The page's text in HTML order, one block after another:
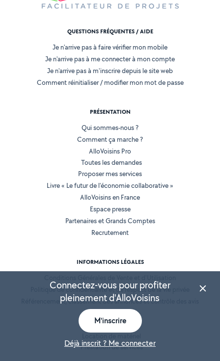
QUESTIONS FRÉQUENTES / AIDE
Je n'arrive pas à faire vérifier mon mobile
Je n'arrive pas à me connecter à mon compte
Je n'arrive pas à m'inscrire depuis le site web
Comment réinitialiser / modifier mon mot de passe
PRÉSENTATION
Qui sommes-nous ?
Comment ça marche ?
AlloVoisins Pro
Toutes les demandes
Proposer mes services
Livre « Le futur de l'économie collaborative »
AlloVoisins en France
Espace presse
Partenaires et Grands Comptes
Recrutement
INFORMATIONS LÉGALES
Politique de confidentialité et de respect de la vie privée
Référencement, classement des annonces et contrôle des avis
Mentions légales
Cookies
Prestation de services
Connectez-vous pour profiter
pleinement d'AlloVoisins
M'inscrire
Déjà inscrit ? Me connecter